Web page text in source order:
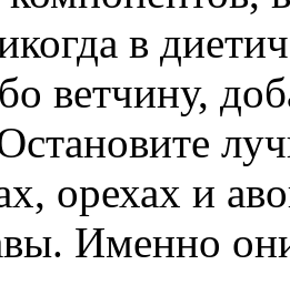
в
ветчину,
орехах и
Именно